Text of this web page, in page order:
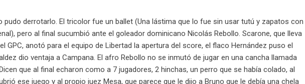
pudo derrotarlo. El tricolor fue un ballet (Una lástima que lo fue sin usar tutú y zapatos con
pero al final sucumbió ante el goleador dominicano Nicolás Rebollo. Scarone, que lleva
GPC, anotó para el equipo de Libertad la apertura del score, el flaco Hernández puso el
dio ventaja a Campana. El afro Rebollo no se inmutó de jugar en una cancha llamada
que al final echaron como a 7 jugadores, 2 hinchas, un perro que se había colado, al
ese juego y al propio juez Mesa, que parece que le dijo a Bruno que le debía una chela